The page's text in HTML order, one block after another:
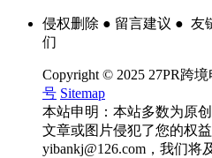
侵权删除 ● 留言建议 ● 友
们
Copyright © 2025 27PR跨
号 Sitemap
本站申明：本站多数为原
文章或图片侵犯了您的权
yibankj@126.com，我们将